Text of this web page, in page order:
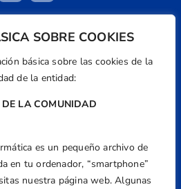
SOBRE COOKIES
básica sobre las cookies de la
de la entidad:
LA COMUNIDAD
es un pequeño archivo de
en tu ordenador, “smartphone”
nuestra página web. Algunas
Dirección
Carrer d'Isaac Peral i
2 y 3, 46980,
Email